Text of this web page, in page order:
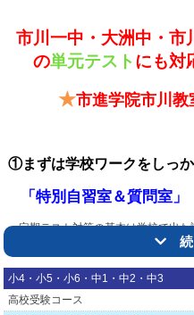
市川一中・大洲中・ 市
の単元テストにも対
★市進学院市川教
①まずは学校ワークをしっか
「特別自習室＆質問室」
定期テスト対策の基本は学校で出た
ていくために、定期テスト期間は自習
ワークをただ行うだけでは点数アッ
単元や科目を1から復習できるように
をご用意してお待ちしています！さら
質問ができるように質問対応の先生が
続
小4・小5・小6・中1・中2・中3
高校受験コース